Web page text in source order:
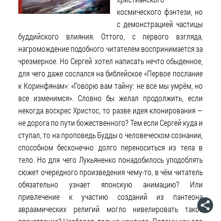
космического фэнтези, но
с демонстрацией частицы
буддийского влияния. Оттого, с первого взгляда,
нагромождение подобного читателем воспринимается за
чрезмерное. Но Сергей хотел написать нечто обыденное,
для чего даже сослался на библейское «Первое послание
к Коринфянам»: «Говорю вам тайну: не все мы умрём, но
все изменимся». Словно бы желал продолжить, если
некогда воскрес Христос, то разве идея клонирования —
не дорога по пути божественного? Тем если Сергей куда и
ступал, то на проповедь Будды о человеческом сознании,
способном бесконечно долго переноситься из тела в
тело. Но для чего Лукьяненко понадобилось уподоблять
сюжет очередного произведения чему-то, в чём читатель
обязательно узнает японскую анимацию? Или
привлечение к участию созданий из пантеона
авраамических религий могло нивелировать такое